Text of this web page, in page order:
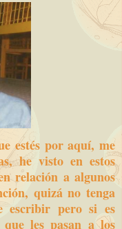
estés por aquí, me
he visto en estos
relación a algunos
quizá no tenga
escribir pero si es
les pasan a los